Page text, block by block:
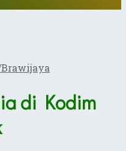
di Kodim